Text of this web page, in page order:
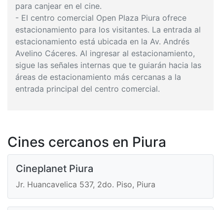
para canjear en el cine.
- El centro comercial Open Plaza Piura ofrece
estacionamiento para los visitantes. La entrada al
estacionamiento está ubicada en la Av. Andrés
Avelino Cáceres. Al ingresar al estacionamiento,
sigue las señales internas que te guiarán hacia las
áreas de estacionamiento más cercanas a la
entrada principal del centro comercial.
Cines cercanos en Piura
Cineplanet Piura
Jr. Huancavelica 537, 2do. Piso, Piura